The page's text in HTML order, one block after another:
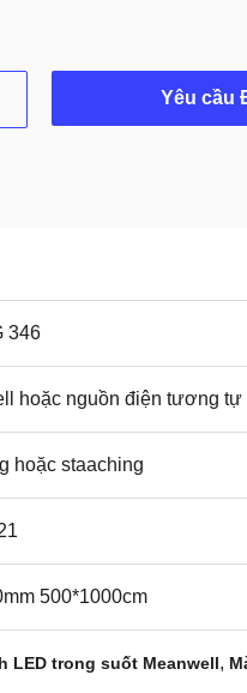
Yêu cầu
346
hoặc nguồn điện tương tự
hoặc staaching
500*1000cm
LED trong suốt Meanwell,